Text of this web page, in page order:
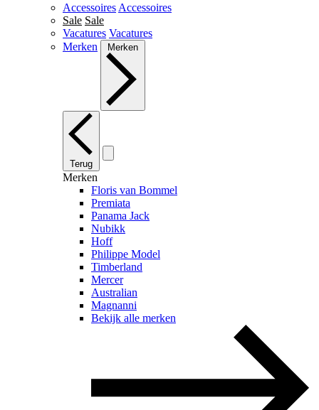
Accessoires Accessoires
Sale Sale
Vacatures Vacatures
Merken
Merken
Terug
Merken
Floris van Bommel
Premiata
Panama Jack
Nubikk
Hoff
Philippe Model
Timberland
Mercer
Australian
Magnanni
Bekijk alle merken